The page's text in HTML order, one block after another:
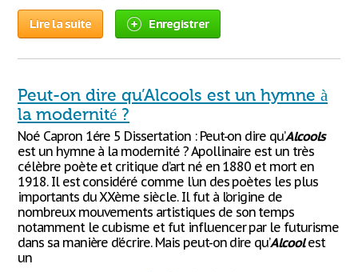
Lire la suite Enregistrer
Peut-on dire qu’Alcools est un hymne à
la modernité ?
Noé Capron 1ére 5 Dissertation : Peut-on dire qu’Alcools
est un hymne à la modernité ? Apollinaire est un très
célèbre poète et critique d’art né en 1880 et mort en
1918. Il est considéré comme l’un des poètes les plus
importants du XXème siècle. Il fut à l’origine de
nombreux mouvements artistiques de son temps
notamment le cubisme et fut influencer par le futurisme
dans sa manière d’écrire. Mais peut-on dire qu’Alcoolest
un